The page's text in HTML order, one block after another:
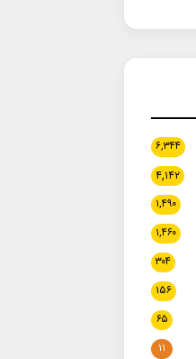
۶,۳۴۴
۴,۱۴۲
۱,۴۹۰
۱,۴۶۰
۳۰۴
۱۵۶
۶۵
۱۱